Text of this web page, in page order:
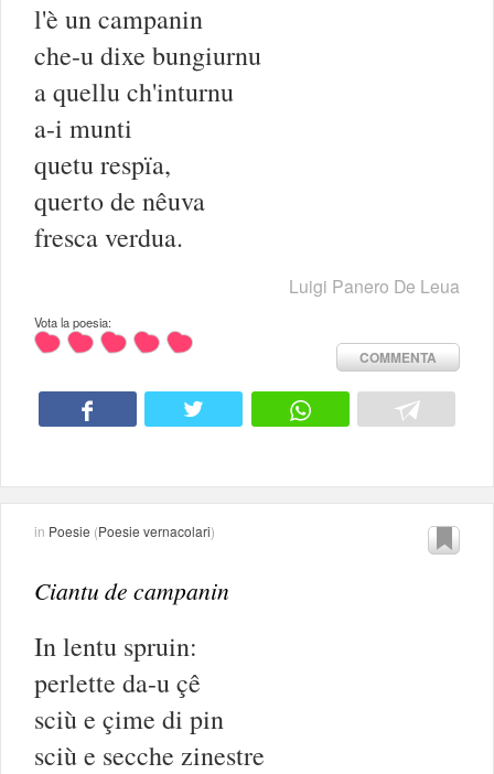
l'è un campanin
che-u dixe bungiurnu
a quellu ch'inturnu
a-i munti
quetu respïa,
querto de nêuva
fresca verdua.
Luigi Panero De Leua
Vota la poesia:
COMMENTA
in Poesie (Poesie vernacolari)
Ciantu de campanin
In lentu spruin:
perlette da-u çê
sciù e çime di pin
sciù e secche zinestre